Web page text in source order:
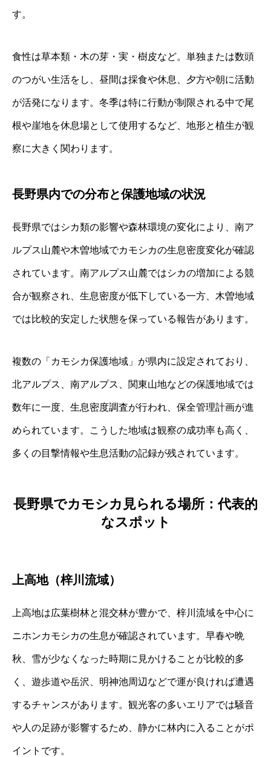
す。
食性は草本類・木の芽・実・樹皮など。単独または数頭
のつがい生活をし、昼間は採食や休息、夕方や朝に活動
が活発になります。冬季は特に行動が制限される中で尾
根や崖地を休息場として使用するなど、地形と植生が観
察に大きく関わります。
長野県内での分布と保護地域の状況
長野県ではシカ類の影響や森林環境の変化により、南ア
ルプス山麓や木曽地域でカモシカの生息密度変化が確認
されています。南アルプス山麓ではシカの増加による競
合が観察され、生息密度が低下している一方、木曽地域
では比較的安定した状態を保っている報告があります。
複数の「カモシカ保護地域」が県内に設定されており、
北アルプス、南アルプス、関東山地などの保護地域では
数年に一度、生息密度調査が行われ、保全管理計画が進
められています。こうした地域は観察の成功率も高く、
多くの目撃情報や生息活動の記録が残されています。
長野県でカモシカ見られる場所：代表的
なスポット
上高地（梓川流域）
上高地は広葉樹林と混交林が豊かで、梓川流域を中心に
ニホンカモシカの生息が確認されています。早春や晩
秋、雪が少なくなった時期に見かけることが比較的多
く、遊歩道や岳沢、明神池周辺などで運が良ければ遭遇
するチャンスがあります。観光客の多いエリアでは騒音
や人の足跡が影響するため、静かに林内に入ることがポ
イントです。